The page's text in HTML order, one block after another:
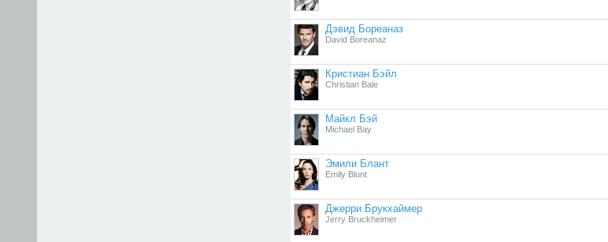
Дэвид Бореаназ
David Boreanaz
Кристиан Бэйл
Christian Bale
Майкл Бэй
Michael Bay
Эмили Блант
Emily Blunt
Джерри Брукхаймер
Jerry Bruckheimer